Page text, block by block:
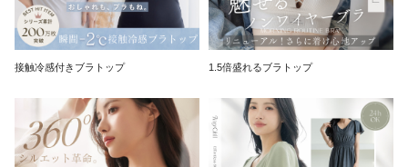
接触冷感付きブラトップ 1.5倍盛れるブラトップ